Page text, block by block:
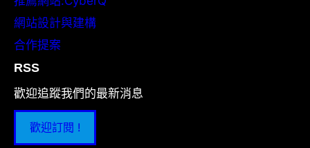
網站設計與建構
合作提案
RSS
歡迎追蹤我們的最新消息
歡迎訂閱 !